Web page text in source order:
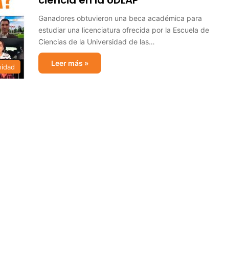
Ganadores obtuvieron una beca académica para
estudiar una licenciatura ofrecida por la Escuela de
Ciencias de la Universidad de las…
Leer más »